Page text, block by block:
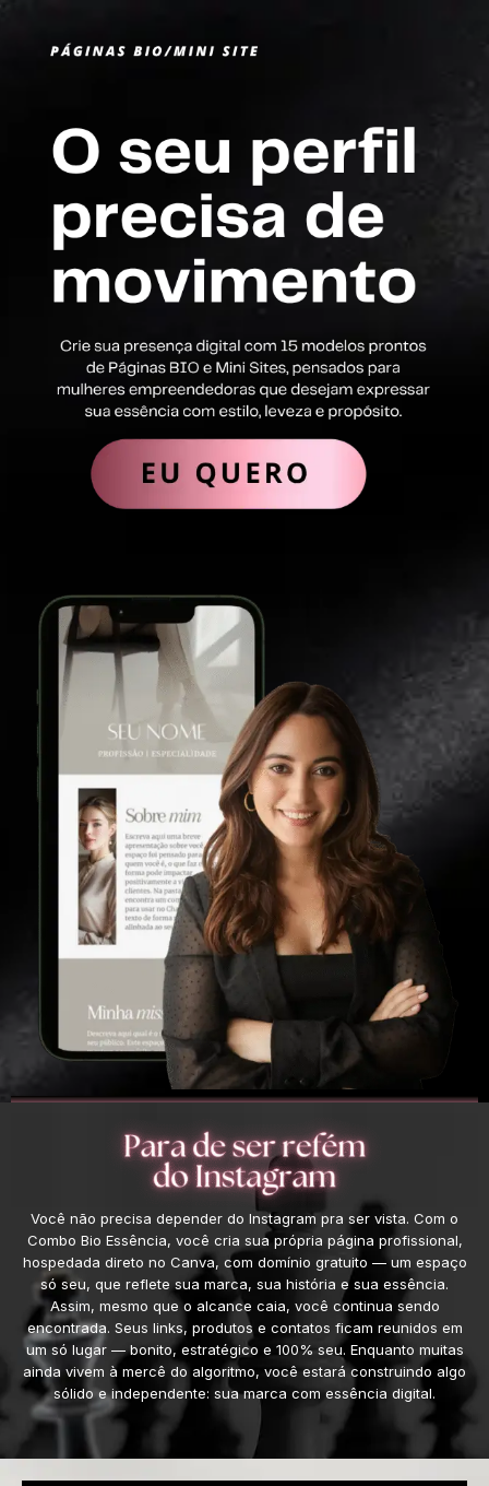
Você não precisa depender do Instagram pra ser vista. Com o
Combo Bio Essência, você cria sua própria página profissional,
hospedada direto no Canva, com domínio gratuito — um espaço
só seu, que reflete sua marca, sua história e sua essência.
Assim, mesmo que o alcance caia, você continua sendo
encontrada. Seus links, produtos e contatos ficam reunidos em
um só lugar — bonito, estratégico e 100% seu. Enquanto muitas
ainda vivem à mercê do algoritmo, você estará construindo algo
sólido e independente: sua marca com essência digital.